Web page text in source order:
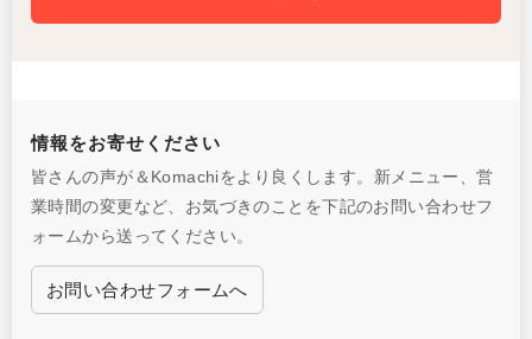
情報をお寄せください
皆さんの声が＆Komachiをより良くします。新メニュー、営
業時間の変更など、お気づきのことを下記のお問い合わせフ
ォームから送ってください。
お問い合わせフォームへ